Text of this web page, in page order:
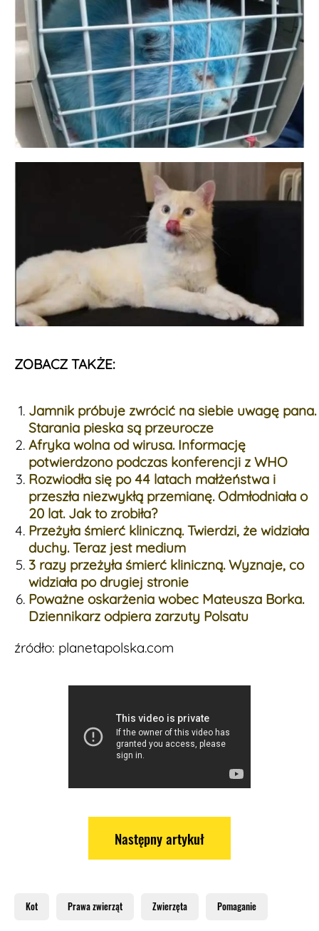
ZOBACZ TAKŻE:
Jamnik próbuje zwrócić na siebie uwagę pana.
Starania pieska są przeurocze
Afryka wolna od wirusa. Informację
potwierdzono podczas konferencji z WHO
Rozwiodła się po 44 latach małżeństwa i
przeszła niezwykłą przemianę. Odmłodniała o
20 lat. Jak to zrobiła?
Przeżyła śmierć kliniczną. Twierdzi, że widziała
duchy. Teraz jest medium
3 razy przeżyła śmierć kliniczną. Wyznaje, co
widziała po drugiej stronie
Poważne oskarżenia wobec Mateusza Borka.
Dziennikarz odpiera zarzuty Polsatu
źródło: planetapolska.com
Następny artykuł
Kot Prawa zwierząt Zwierzęta Pomaganie